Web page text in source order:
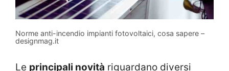
Norme anti-incendio impianti fotovoltaici, cosa sapere –
designmag.it
Le principali novità riguardano diversi